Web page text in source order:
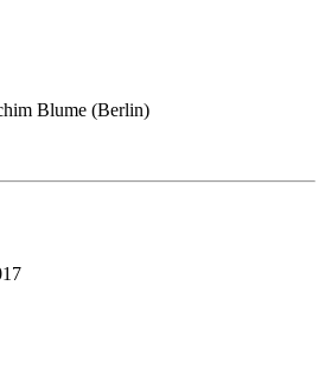
Blume (Berlin)